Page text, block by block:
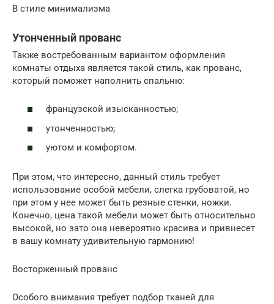
В стиле минимализма
Утонченный прованс
Также востребованным вариантом оформления
комнаты отдыха является такой стиль, как прованс,
который поможет наполнить спальню:
французской изысканностью;
утонченностью;
уютом и комфортом.
При этом, что интересно, данный стиль требует
использование особой мебели, слегка грубоватой, но
при этом у нее может быть резные стенки, ножки.
Конечно, цена такой мебели может быть относительно
высокой, но зато она невероятно красива и привнесет
в вашу комнату удивительную гармонию!
Восторженный прованс
Особого внимания требует подбор тканей для